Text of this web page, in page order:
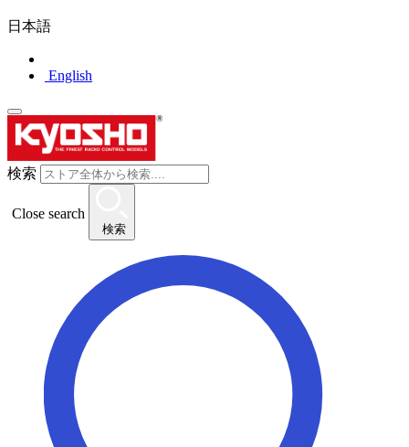
日本語
English
検索
Close search
検索